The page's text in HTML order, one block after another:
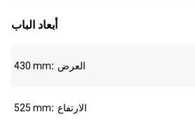
أبعاد الباب
430 mm العرض
525 mm الارتفاع